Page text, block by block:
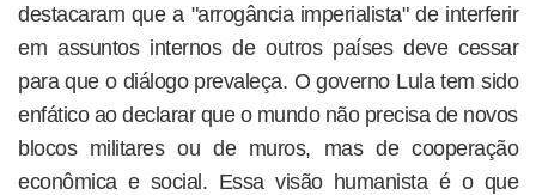
destacaram que a "arrogância imperialista" de interferir
em assuntos internos de outros países deve cessar
para que o diálogo prevaleça. O governo Lula tem sido
enfático ao declarar que o mundo não precisa de novos
blocos militares ou de muros, mas de cooperação
econômica e social. Essa visão humanista é o que